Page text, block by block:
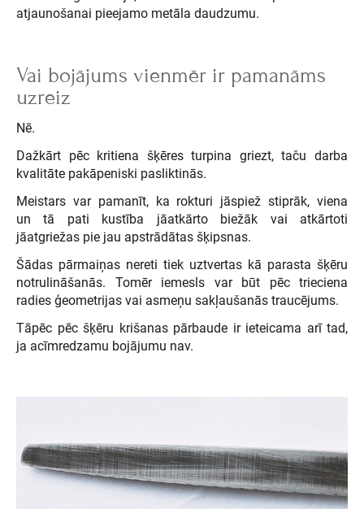
atjaunošanai pieejamo metāla daudzumu.
Vai bojājums vienmēr ir pamanāms
uzreiz
Nē.
Dažkārt pēc kritiena šķēres turpina griezt, taču darba
kvalitāte pakāpeniski pasliktinās.
Meistars var pamanīt, ka rokturi jāspiež stiprāk, viena
un tā pati kustība jāatkārto biežāk vai atkārtoti
jāatgriežas pie jau apstrādātas šķipsnas.
Šādas pārmaiņas nereti tiek uztvertas kā parasta šķēru
notrulināšanās. Tomēr iemesls var būt pēc trieciena
radies ģeometrijas vai asmeņu sakļaušanās traucējums.
Tāpēc pēc šķēru krišanas pārbaude ir ieteicama arī tad,
ja acīmredzamu bojājumu nav.